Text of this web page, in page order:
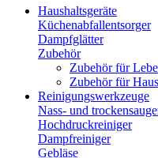
Haushaltsgeräte
Küchenabfallentsorger
Dampfglätter
Zubehör
Zubehör für
Zubehör für
Reinigungswerkzeuge
Nass- und
Hochdruckreiniger
Dampfreiniger
Gebläse